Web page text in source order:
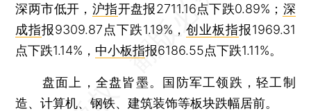
深两市低开， 沪指开盘报2711.16点下跌0.89%； 深
成指报9309.87点下跌1.19%，创业板指报1969.31
点下跌1.14%， 中小板指报6186.55点下跌1.11%。
盘面上，全盘皆墨。国防军工领跌，轻工制
造、计算机、钢铁、建筑装饰等板块跌幅居前。